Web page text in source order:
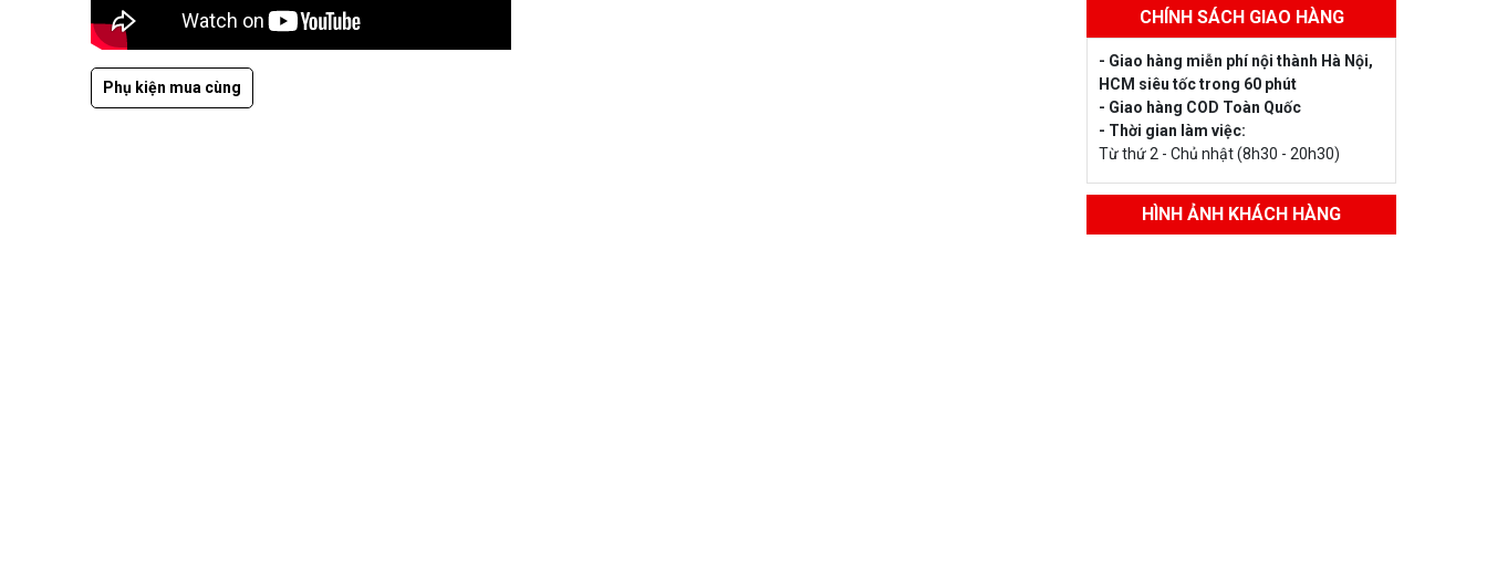
Phụ kiện mua cùng
CHÍNH SÁCH GIAO HÀNG
- Giao hàng miễn phí nội thành Hà Nội,
HCM siêu tốc trong 60 phút
- Giao hàng COD Toàn Quốc
- Thời gian làm việc:
Từ thứ 2 - Chủ nhật (8h30 - 20h30)
HÌNH ẢNH KHÁCH HÀNG